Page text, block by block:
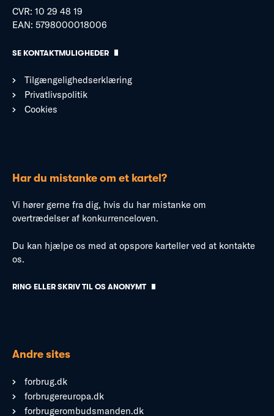
CVR: 10 29 48 19
EAN: 5798000018006
SE KONTAKTMULIGHEDER
Tilgængelighedserklæring
Privatlivspolitik
Cookies
Har du mistanke om et kartel?
Vi hører gerne fra dig, hvis du har mistanke om
overtrædelser af konkurrenceloven.
Du kan hjælpe os med at opspore karteller ved at kontakte
os.
RING ELLER SKRIV TIL OS ANONYMT
Andre sites
forbrug.dk
forbrugereuropa.dk
forbrugerombudsmanden.dk